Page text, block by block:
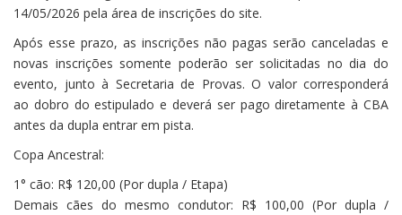
14/05/2026 pela área de inscrições do site.
Após esse prazo, as inscrições não pagas serão canceladas e
novas inscrições somente poderão ser solicitadas no dia do
evento, junto à Secretaria de Provas. O valor corresponderá
ao dobro do estipulado e deverá ser pago diretamente à CBA
antes da dupla entrar em pista.
Copa Ancestral:
1° cão: R$ 120,00 (Por dupla / Etapa)
Demais cães do mesmo condutor: R$ 100,00 (Por dupla /